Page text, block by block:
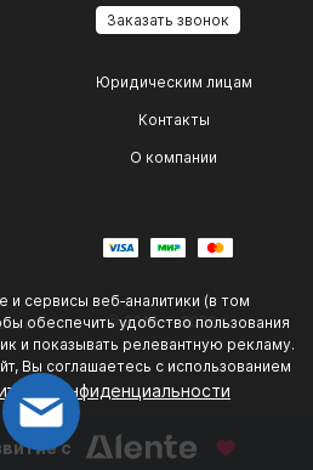
сервисы веб‑аналитики (в том
обеспечить удобство пользования
и показывать релевантную рекламу.
Вы соглашаетесь с использованием
конфиденциальности
Заказать звонок
Юридическим лицам
Контакты
О компании
© 2014 — 2026 г.
.
с